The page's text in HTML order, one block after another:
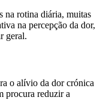
na rotina diária, muitas
na percepção da dor,
geral.
o alívio da dor crónica
procura reduzir a